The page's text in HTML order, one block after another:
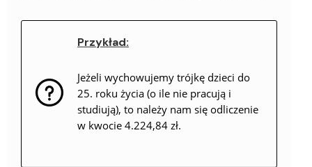
Przykład:
Jeżeli wychowujemy trójkę dzieci do
25. roku życia (o ile nie pracują i
studiują), to należy nam się odliczenie
w kwocie 4.224,84 zł.